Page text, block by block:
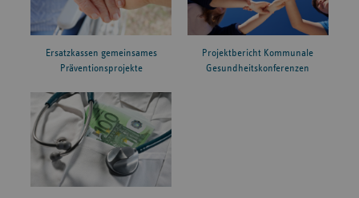
Ersatzkassen gemeinsames
Präventionsprojekte
Projektbericht Kommunale
Gesundheitskonferenzen